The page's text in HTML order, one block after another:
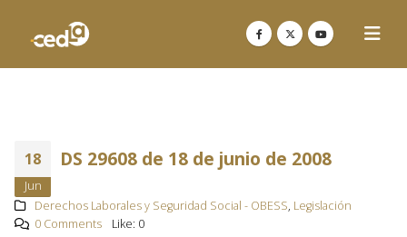
18
Jun
DS 29608 de 18 de junio de 2008
Derechos Laborales y Seguridad Social - OBESS, Legislación
0 Comments
Like: 0